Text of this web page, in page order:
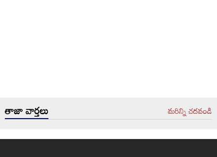
తాజా వార్తలు మరిన్ని చదవండి